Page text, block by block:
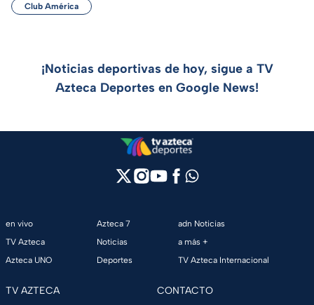
Club América
¡Noticias deportivas de hoy, sigue a TV
Azteca Deportes en Google News!
en vivo
TV Azteca
Azteca UNO
Azteca 7
Noticias
Deportes
adn Noticias
a más +
TV Azteca Internacional
TV AZTECA CONTACTO